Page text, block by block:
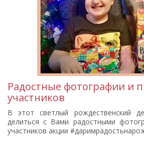
Радостные фотографии и
участников
В этот светлый рождественский
делиться с Вами радостными
участников акции